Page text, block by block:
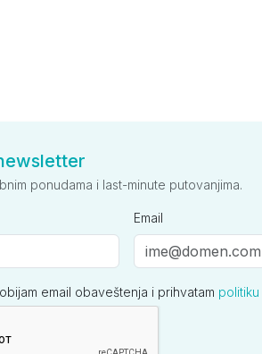
ponudama i last-minute putovanjima.
Email
email obaveštenja i prihvatam